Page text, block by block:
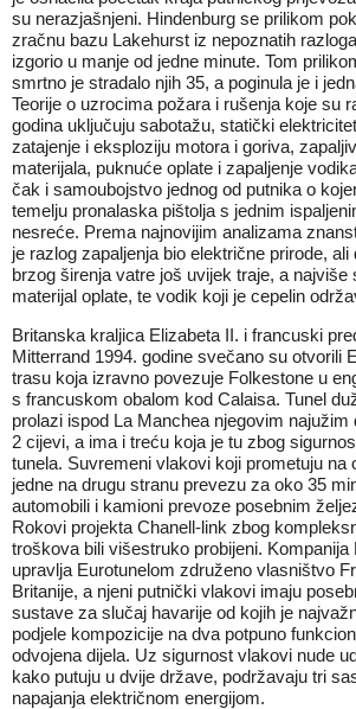
su nerazjašnjeni. Hindenburg se prilikom
zračnu bazu Lakehurst iz nepoznatih
izgorio u manje od jedne minute. Tom
smrtno je stradalo njih 35, a poginula je i
Teorije o uzrocima požara i rušenja koje su
godina uključuju sabotažu, statički
zatajenje i eksploziju motora i goriva,
materijala, puknuće oplate i zapaljenje
čak i samoubojstvo jednog od putnika o
temelju pronalaska pištolja s jednim
nesreće. Prema najnovijim analizama
je razlog zapaljenja bio električne prirode,
brzog širenja vatre još uvijek traje, a najviše
materijal oplate, te vodik koji je cepelin
Britanska kraljica Elizabeta II. i francuski
Mitterrand 1994. godine svečano su otvorili
trasu koja izravno povezuje Folkestone u
s francuskom obalom kod Calaisa. Tunel
prolazi ispod La Manchea njegovim najužim
2 cijevi, a ima i treću koja je tu zbog
tunela. Suvremeni vlakovi koji prometuju na
jedne na drugu stranu prevezu za oko 35
automobili i kamioni prevoze posebnim
Rokovi projekta Chanell-link zbog
troškova bili višestruko probijeni. Kompanija
upravlja Eurotunelom združeno vlasništvo
Britanije, a njeni putnički vlakovi imaju
sustave za slučaj havarije od kojih je
podjele kompozicije na dva potpuno
odvojena dijela. Uz sigurnost vlakovi nude
kako putuju u dvije države, podržavaju tri
napajanja električnom energijom.